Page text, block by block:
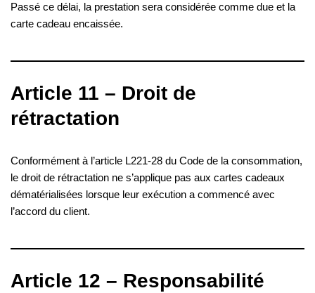
Passé ce délai, la prestation sera considérée comme due et la
carte cadeau encaissée.
Article 11 – Droit de
rétractation
Conformément à l’article L221-28 du Code de la consommation,
le droit de rétractation ne s’applique pas aux cartes cadeaux
dématérialisées lorsque leur exécution a commencé avec
l’accord du client.
Article 12 – Responsabilité